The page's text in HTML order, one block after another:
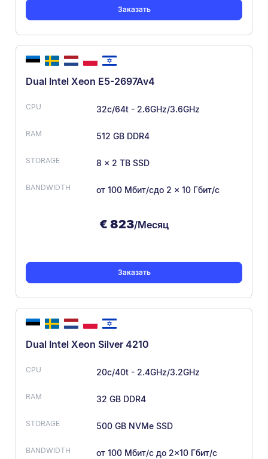
Заказать
Dual Intel Xeon E5-2697Av4
32c/64t - 2.6GHz/3.6GHz
512 GB DDR4
8 × 2 TB SSD
от 100 Мбит/сдо 2 × 10 Гбит/с
€ 823/Месяц
Заказать
Dual Intel Xeon Silver 4210
20c/40t - 2.4GHz/3.2GHz
32 GB DDR4
500 GB NVMe SSD
от 100 Мбит/с до 2×10 Гбит/с